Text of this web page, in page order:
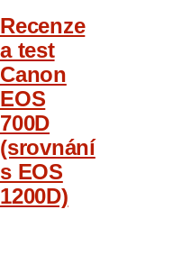
Recenze
a test
Canon
EOS
700D
(srovnání
s EOS
1200D)